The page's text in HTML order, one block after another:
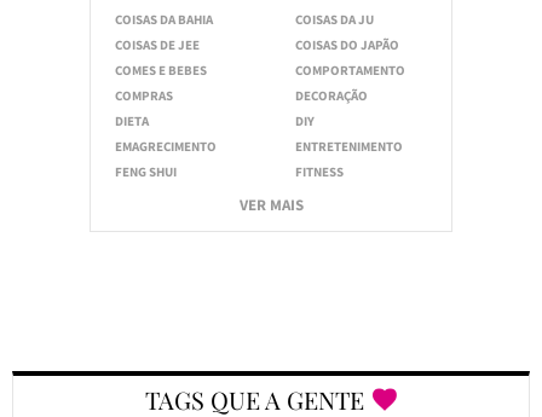
COISAS DA BAHIA
COISAS DA JU
COISAS DE JEE
COISAS DO JAPÃO
COMES E BEBES
COMPORTAMENTO
COMPRAS
DECORAÇÃO
DIETA
DIY
EMAGRECIMENTO
ENTRETENIMENTO
FENG SHUI
FITNESS
VER MAIS
TAGS QUE A GENTE